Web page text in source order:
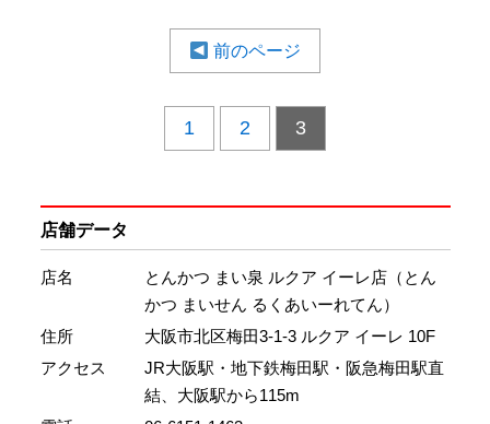
前のページ
1 2 3
店舗データ
店名
とんかつ まい泉 ルクア イーレ店（とん
かつ まいせん るくあいーれてん）
住所
大阪市北区梅田3-1-3 ルクア イーレ 10F
アクセス
JR大阪駅・地下鉄梅田駅・阪急梅田駅直
結、大阪駅から115m